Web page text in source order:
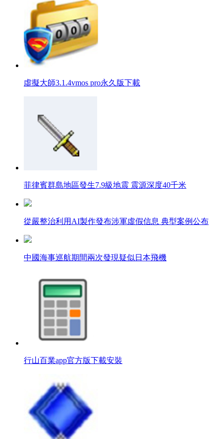
虛擬大師3.1.4vmos pro永久版下載
菲律賓群島地區發生7.9級地震 震源深度40千米
從嚴整治利用AI製作發布涉軍虛假信息 典型案例公布
中國海事巡航期間兩次發現疑似日本飛機
行山百業app官方版下載安裝